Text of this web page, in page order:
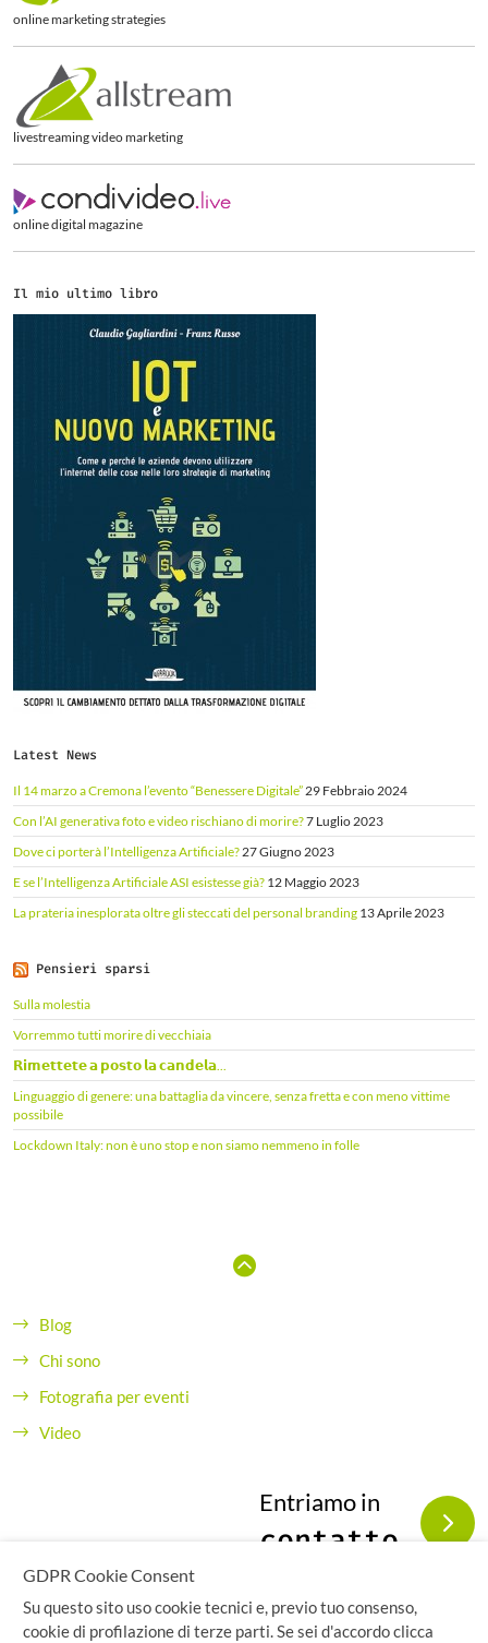
:
online marketing strategies
livestreaming video marketing
online digital magazine
Il mio ultimo libro
Latest News
Il 14 marzo a Cremona l’evento “Benessere Digitale”29 Febbraio 2024
Con l’AI generativa foto e video rischiano di morire?7 Luglio 2023
Dove ci porterà l’Intelligenza Artificiale?27 Giugno 2023
E se l’Intelligenza Artificiale ASI esistesse già? 12 Maggio 2023
La prateria inesplorata oltre gli steccati del personal branding 13 Aprile 2023
Pensieri sparsi
Sulla molestia
Vorremmo tutti morire di vecchiaia
𝗥𝗶𝗺𝗲𝘁𝘁𝗲𝘁𝗲 𝗮 𝗽𝗼𝘀𝘁𝗼 𝗹𝗮 𝗰𝗮𝗻𝗱𝗲𝗹𝗮...
Linguaggio di genere: una battaglia da vincere, senza fretta e con meno vittime
possibile
Lockdown Italy: non è uno stop e non siamo nemmeno in folle
Blog
Chi sono
Fotografia per eventi
Video
Entriamo in
contatto
GDPR Cookie Consent
Su questo sito uso cookie tecnici e, previo tuo consenso,
cookie di profilazione di terze parti. Se sei d'accordo clicca